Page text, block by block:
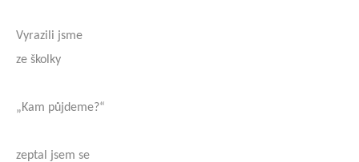
Vyrazili jsme
ze školky
„Kam půjdeme?“
zeptal jsem se